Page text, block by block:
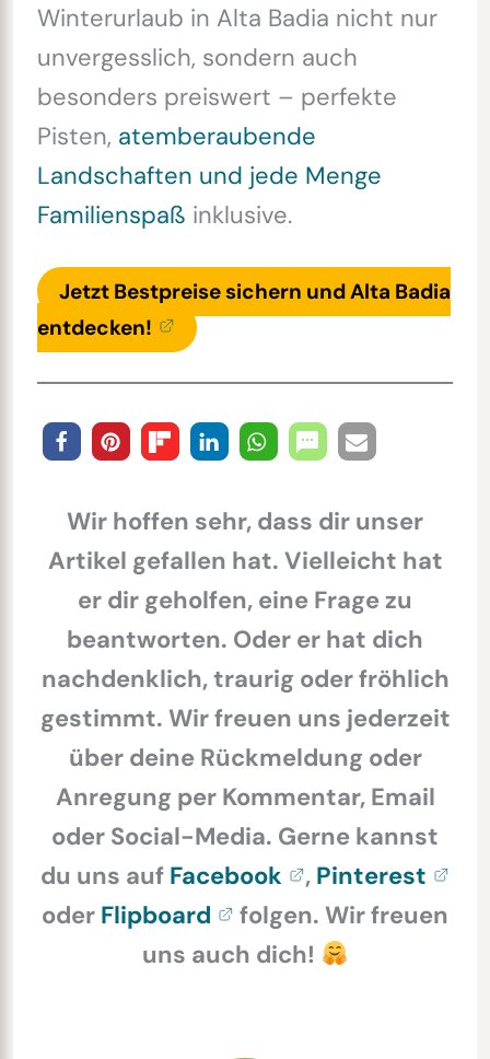
Winterurlaub in Alta Badia nicht nur
unvergesslich, sondern auch
besonders preiswert – perfekte
Pisten, atemberaubende
Landschaften und jede Menge
Familienspaß inklusive.
Jetzt Bestpreise sichern und Alta Badia
entdecken!
Wir hoffen sehr, dass dir unser
Artikel gefallen hat. Vielleicht hat
er dir geholfen, eine Frage zu
beantworten. Oder er hat dich
nachdenklich, traurig oder fröhlich
gestimmt. Wir freuen uns jederzeit
über deine Rückmeldung oder
Anregung per Kommentar, Email
oder Social-Media. Gerne kannst
du uns auf Facebook , Pinterest
oder Flipboard
folgen. Wir freuen
uns auch dich!